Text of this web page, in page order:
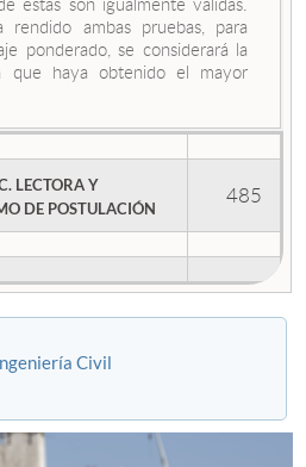
ambas pruebas, para
ponderado, se considerará la
que haya obtenido el mayor
LECTORA Y
DE POSTULACIÓN
485
Civil